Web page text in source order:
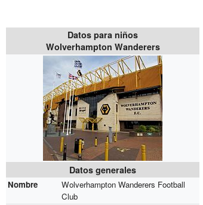
Datos para niños
Wolverhampton Wanderers
Datos generales
Nombre
Wolverhampton Wanderers Football
Club